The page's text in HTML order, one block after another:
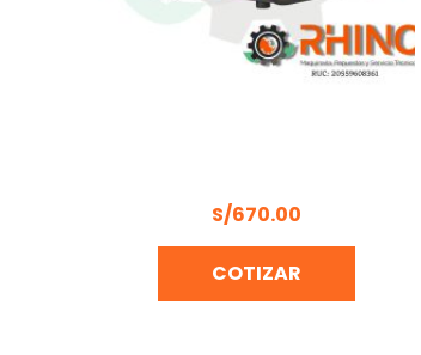
S/670.00
COTIZAR